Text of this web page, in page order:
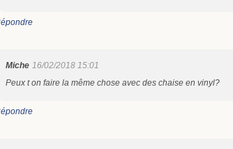
Miche 16/02/2018 15:01
Peux t on faire la même chose avec des chaise en vinyl?